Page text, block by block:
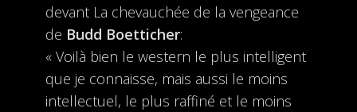
devant La chevauchée de la vengeance
de Budd Boetticher:
« Voilà bien le western le plus intelligent
que je connaisse, mais aussi le moins
intellectuel, le plus raffiné et le moins